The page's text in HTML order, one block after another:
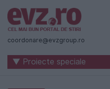
Știri
naționale
internaționale
coordonare@evzgroup.ro
▼ Proiecte speciale